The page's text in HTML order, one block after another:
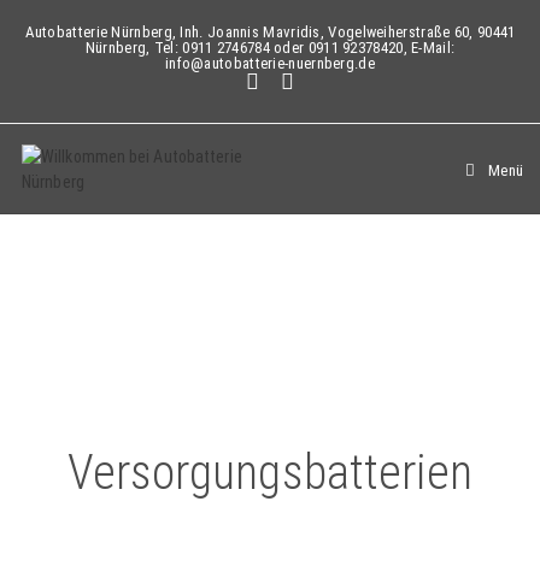
Autobatterie Nürnberg, Inh. Joannis Mavridis, Vogelweiherstraße 60, 90441
Nürnberg, Tel: 0911 2746784 oder 0911 92378420, E-Mail:
info@autobatterie-nuernberg.de
Menü
Versorgungsbatterien